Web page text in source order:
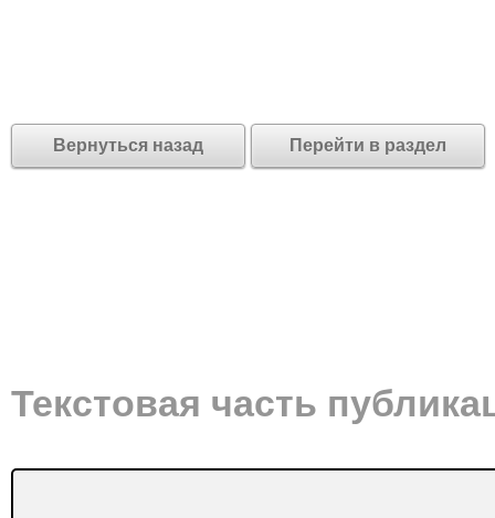
Вернуться назад Перейти в раздел
Текстовая часть